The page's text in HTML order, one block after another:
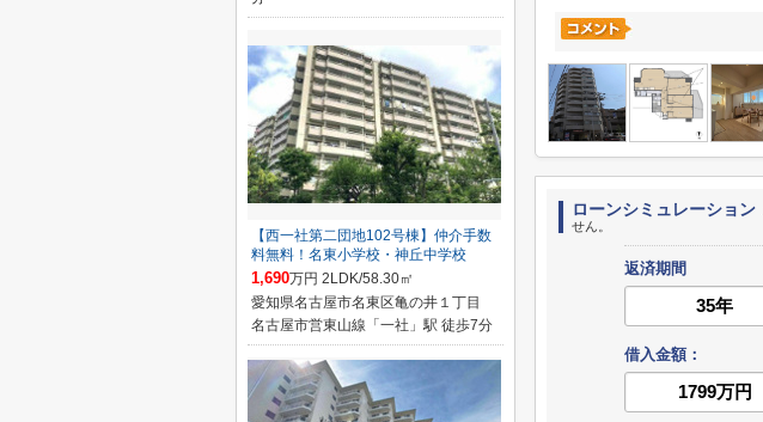
ローンシミュレーション
せん。
返済期間
借入金額：
【西一社第二団地102号棟】仲介手数
料無料！名東小学校・神丘中学校
1,690万円 2LDK/58.30㎡
愛知県名古屋市名東区亀の井１丁目
名古屋市営東山線「一社」駅 徒歩7分